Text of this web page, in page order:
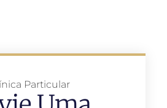
Particular